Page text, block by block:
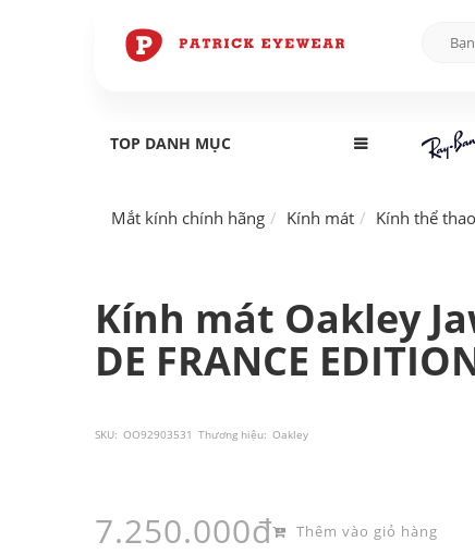
TOP DANH MỤC
Mắt kính chính hãng Kính mát Kính thể thao
Kính mát Oakley
DE FRANCE
SKU: OO92903531 Thương hiệu: Oakley
7.250.000đ Thêm vào giỏ hàng